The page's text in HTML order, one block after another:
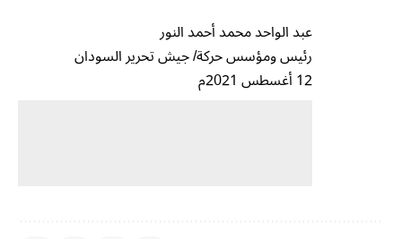
عبد الواحد محمد أحمد النور
رئيس ومؤسس حركة/ جيش تحرير السودان
12 أغسطس 2021م